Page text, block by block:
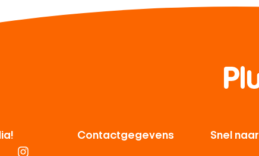
Contactgegevens Snel naar